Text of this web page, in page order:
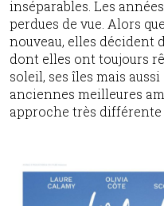
inséparables. Les
perdues de vue. Alors
nouveau, elles décident
dont elles ont toujours
soleil, ses îles mais
anciennes meilleures
approche très différente